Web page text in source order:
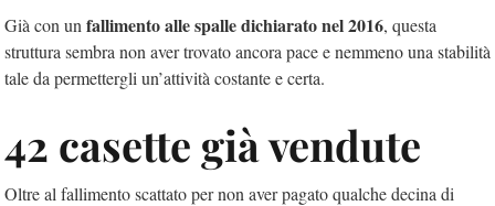
Già con un fallimento alle spalle dichiarato nel 2016, questa
struttura sembra non aver trovato ancora pace e nemmeno una stabilità
tale da permettergli un’attività costante e certa.
42 casette già vendute
Oltre al fallimento scattato per non aver pagato qualche decina di